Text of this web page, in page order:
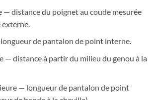
— distance du poignet au coude mesurée
de pantalon de point interne.
— distance à partir du milieu du genou à la
— longueur de pantalon de point